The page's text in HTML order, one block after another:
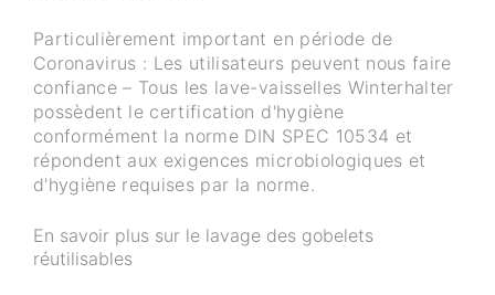
Particulièrement important en période de
Coronavirus : Les utilisateurs peuvent nous faire
confiance – Tous les lave-vaisselles Winterhalter
possèdent le certification d'hygiène
conformément la norme DIN SPEC 10534 et
répondent aux exigences microbiologiques et
d'hygiène requises par la norme.
En savoir plus sur le lavage des gobelets
réutilisables